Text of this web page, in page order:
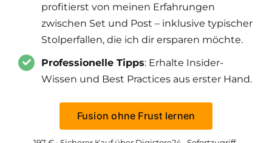
profitierst von meinen Erfahrungen
zwischen Set und Post – inklusive typischer
Stolperfallen, die ich dir ersparen möchte.
Professionelle Tipps: Erhalte Insider-
Wissen und Best Practices aus erster Hand.​
Fusion ohne Frust lernen